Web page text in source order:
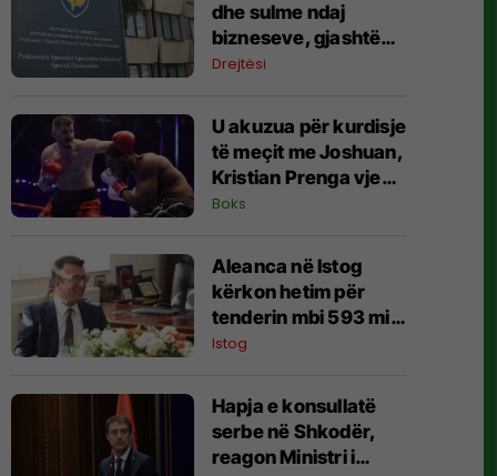
dhe sulme ndaj
bizneseve, gjashtë
persona përfundojnë
Drejtësi
U akuzua për kurdisje
të meçit me Joshuan,
Kristian Prenga vjen
me reagim të ashpër
Boks
Aleanca në Istog
kërkon hetim për
tenderin mbi 593 mijë
euro në Vrellë,
zhdukjen e një
dokumenti
Istog
Hapja e konsullatë
serbe në Shkodër,
reagon Ministri i